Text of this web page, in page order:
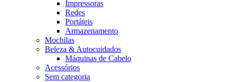
Impressoras
Redes
Portáteis
Armazenamento
Mochilas
Beleza & Autocuidados
Máquinas de Cabelo
Acessórios
Sem categoria